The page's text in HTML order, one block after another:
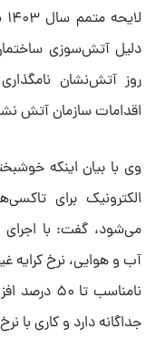
روز آتش‌نشان
اقدامات سازمان آتش
وی با بیان اینکه
الکترونیک برای
می‌شود، گفت: با
آب و هوایی، نرخ کرایه
نامناسب
جداگانه دارد و کاری با